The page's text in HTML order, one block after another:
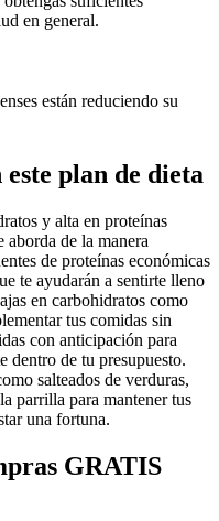
en general.
están reduciendo su
plan de dieta
y alta en proteínas
aborda de la manera
de proteínas económicas
te ayudarán a sentirte lleno
en carbohidratos como
tus comidas sin
con anticipación para
dentro de tu presupuesto.
salteados de verduras,
parrilla para mantener tus
una fortuna.
GRATIS